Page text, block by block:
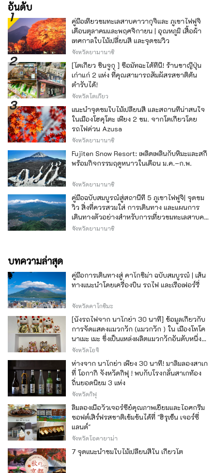
อันดับ
คู่มือเที่ยวชมทะเลสาบคาวากุจิและ ภูเขาไฟฟูจิ
เดือนตุลาคมและพฤศจิกายน | อุณหภูมิ เสื้อผ้า
เทศกาลใบไม้เปลี่ยนสี และจุดชมวิว
จังหวัดยามานาชิ
[โตเกียว ชินจูกุ ] ซื้อมัทฉะได้ที่นี่! ร้านชาญี่ปุ่น
เก่าแก่ 2 แห่ง ที่คุณสามารถสัมผัสรสชาติต้น
ตำรับได้!
จังหวัดโตเกียว
แนะนำจุดชมใบไม้เปลี่ยนสี และสถานที่น่าสนใจ
ในเมืองโฮคุโตะ เพียง 2 ชม. จากโตเกียวโดย
รถไฟด่วน Azusa
จังหวัดยามานาชิ
Fujiten Snow Resort: เพลิดเพลินกับหิมะและสกี
พร้อมกิจกรรมฤดูหนาวในเดือน ม.ค.–ก.พ.
จังหวัดยามานาชิ
คู่มือฉบับสมบูรณ์สู่สถานีที่ 5 ภูเขาไฟฟูจิ| จุดชม
วิว สิ่งที่ควรสวมใส่ การเดินทาง และแผนการ
เดินทางตัวอย่างสำหรับการเที่ยวชมทะเลสาบคา
วากุจิ
จังหวัดยามานาชิ
บทความล่าสุด
คู่มือการเดินทางสู่ คาโกชิม่า ฉบับสมบูรณ์ | เส้น
ทางแนะนำโดยเครื่องบิน รถไฟ และเรือเฟอร์รี่
จังหวัดคาโกชิมะ
[นั่งรถไฟจาก นาโกย่า 30 นาที] ข้อมูลเกี่ยวกับ
การจัดแสดงแมวกวัก (แมวกวัก ) ใน เมืองโทโค
นาเมะ เมะ ซึ่งเป็นแหล่งผลิตแมวกวักอันดับหนึ่ง
ของญี่ปุ่น
จังหวัดไอจิ
ห่างจาก นาโกย่า เพียง 30 นาที! มาลิ้มลองสาเก
ที่ โอกากิ จังหวัดกิฟุ ! พบกับโรงกลั่นสาเกท้อง
ถิ่นยอดนิยม 3 แห่ง
จังหวัดกิฟุ
ลิ้มลองเนื้อวัวเจอร์ซีย์คุณภาพเยี่ยมและไอศกรีม
ซอฟต์เสิร์ฟรสชาติเข้มข้นได้ที่ "ฮิรุเซ็น เจอร์ซี่
แลนด์"
จังหวัดโอคายาม่า
7 จุดแนะนำชมใบไม้เปลี่ยนสีใน เกียวโต